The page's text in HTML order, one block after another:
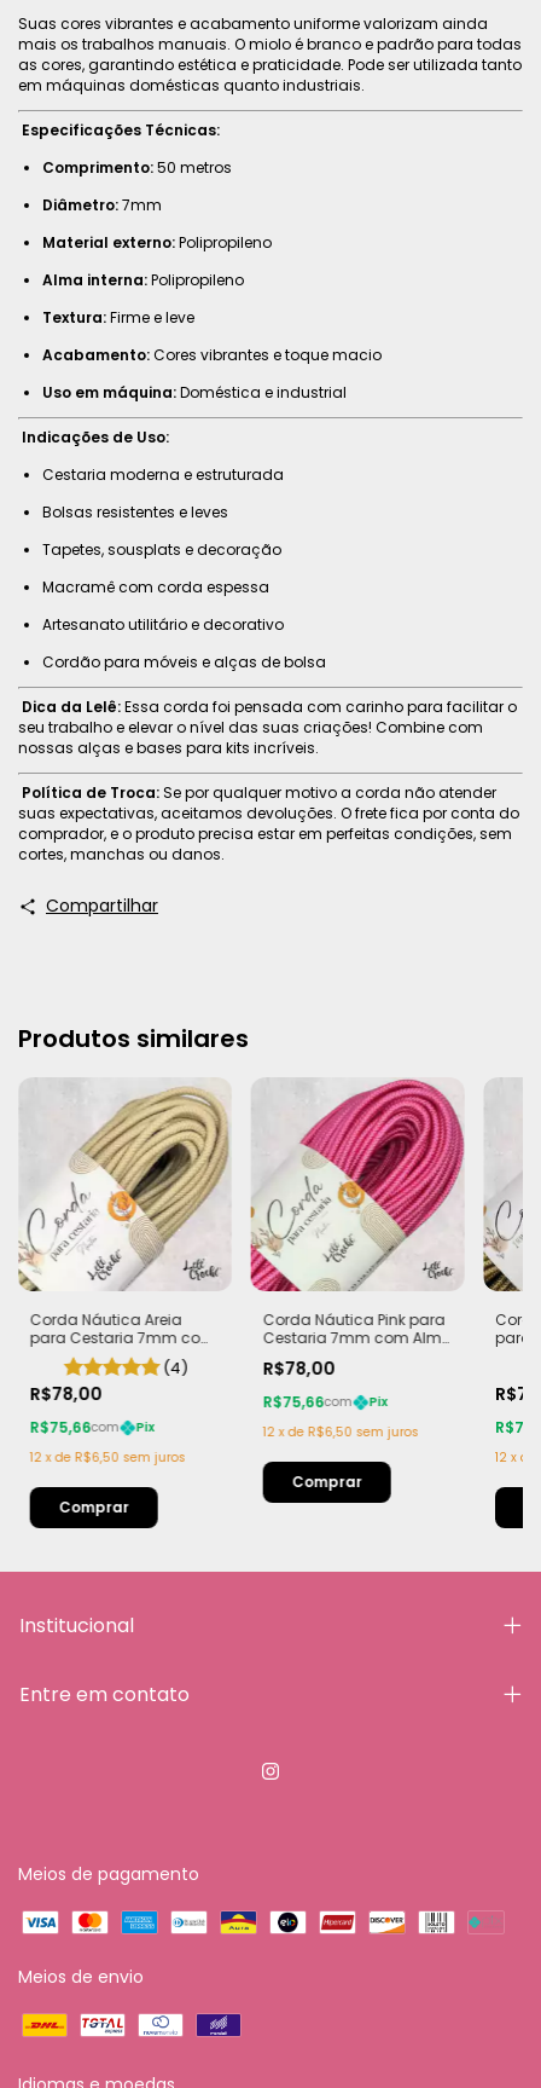
Suas cores vibrantes e acabamento uniforme valorizam ainda
mais os trabalhos manuais. O miolo é branco e padrão para todas
as cores, garantindo estética e praticidade. Pode ser utilizada tanto
em máquinas domésticas quanto industriais.
Especificações Técnicas:
Comprimento:50 metros
Diâmetro:7mm
Material externo:Polipropileno
Alma interna:Polipropileno
Textura:Firme e leve
Acabamento:Cores vibrantes e toque macio
Uso em máquina:Doméstica e industrial
Indicações de Uso:
Cestaria moderna e estruturada
Bolsas resistentes e leves
Tapetes, sousplats e decoração
Macramê com corda espessa
Artesanato utilitário e decorativo
Cordão para móveis e alças de bolsa
Dica da Lelê:Essa corda foi pensada com carinho para facilitar o
seu trabalho e elevar o nível das suas criações! Combine com
nossas alças e bases para kits incríveis.
Política de Troca:Se por qualquer motivo a corda não atender
suas expectativas, aceitamos devoluções. O frete fica por conta do
comprador, e o produto precisa estar em perfeitas condições, sem
cortes, manchas ou danos.
Compartilhar
Produtos similares
Corda Náutica Areia
para Cestaria 7mm com
Alma - Firme, Leve e
Estruturada | 50 metros
(4)
R$78,00
R$75,66com
Pix
12 xde R$6,50 sem juros
Corda Náutica Pink para
Cestaria 7mm com Alma
Estruturada | 50 metros
R$78,00
R$75,66com
Pix
12 xde R$6,50 sem juros
para
12 x de
Institucional
Entre em contato
Meios de pagamento
Meios de envio